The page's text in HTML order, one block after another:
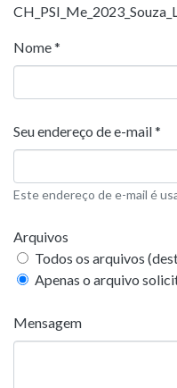
Nome *
Seu endereço de e-mail *
Este endereço de e-mail é
Arquivos
Todos os arquivos
Apenas o arquivo
Mensagem